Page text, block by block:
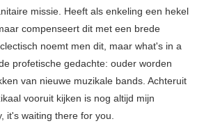
missie. Heeft als enkeling een hekel
compenseert dit met een brede
noemt men dit, maar what's in a
profetische gedachte: ouder worden
van nieuwe muzikale bands. Achteruit
vooruit kijken is nog altijd mijn
it's waiting there for you.